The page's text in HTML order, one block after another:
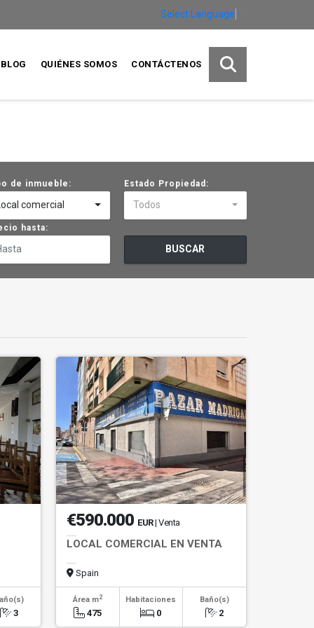
Select Language
BLOG QUIÉNES SOMOS CONTÁCTENOS
de inmueble:
comercial
Estado Propiedad:
Todos
hasta:
BUSCAR
3
€590.000 EUR| Venta
LOCAL COMERCIAL EN VENTA
Spain
Área m2
475
Habitaciones
0
Baño(s)
2